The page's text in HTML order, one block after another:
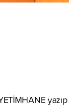
yazıp